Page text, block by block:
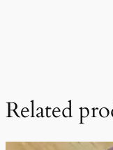
Related